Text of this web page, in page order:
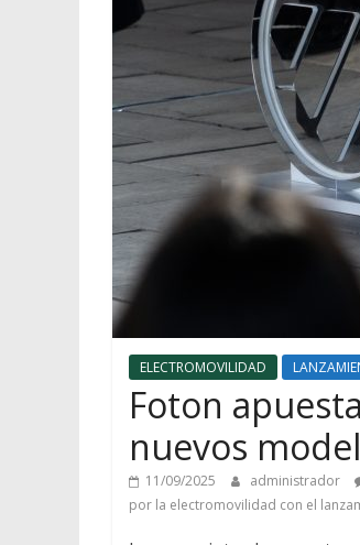
ELECTROMOVILIDAD
Foton
nuevos
11/09/2025 administrador
por la electromovilidad con el